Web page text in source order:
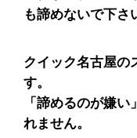
も諦めないで下さ
クイック名古屋の
す。
「諦めるのが嫌
れません。